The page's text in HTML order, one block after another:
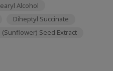
Alcohol
Diheptyl Succinate
Seed Extract